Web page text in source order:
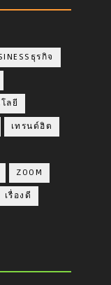
ธุรกิจ
ลยี
เทรนด์ฮิต
ZOOM
เรื่องดี